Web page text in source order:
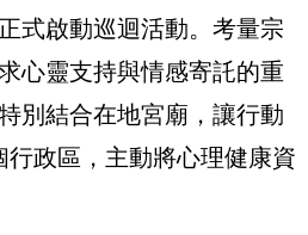
式啟動巡迴活動。考量宗
心靈支持與情感寄託的重
別結合在地宮廟，讓行動
行政區，主動將心理健康資